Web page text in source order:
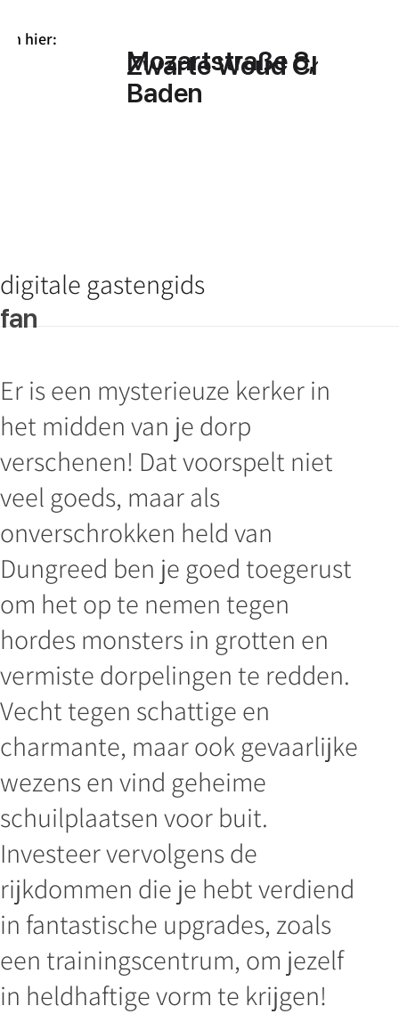
digitale gastengids
fan
Er is een mysterieuze kerker in
het midden van je dorp
verschenen! Dat voorspelt niet
veel goeds, maar als
onverschrokken held van
Dungreed ben je goed toegerust
om het op te nemen tegen
hordes monsters in grotten en
vermiste dorpelingen te redden.
Vecht tegen schattige en
charmante, maar ook gevaarlijke
wezens en vind geheime
schuilplaatsen voor buit.
Investeer vervolgens de
rijkdommen die je hebt verdiend
in fantastische upgrades, zoals
een trainingscentrum, om jezelf
in heldhaftige vorm te krijgen!
Zwarte Woud Chalet
Mozartstraße 8,
Baden
hier: